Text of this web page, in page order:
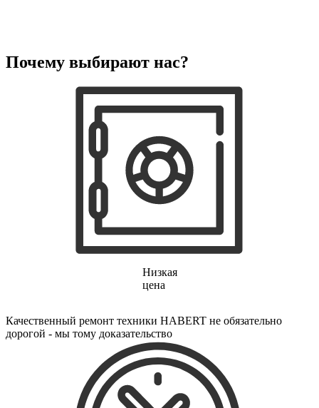
Почему выбирают нас?
Низкая
цена
Качественный ремонт техники HABERT не обязательно
дорогой - мы тому доказательство